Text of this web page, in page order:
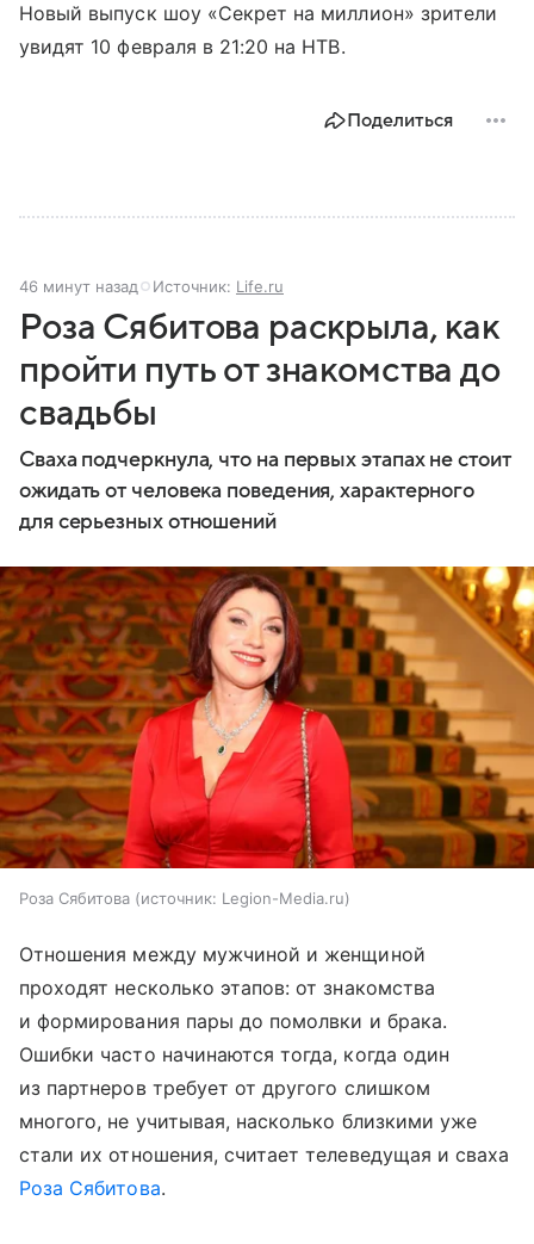
Новый выпуск шоу «Секрет на миллион» зрители
увидят 10 февраля в 21:20 на НТВ.
Поделиться
46 минут назад Источник: Life.ru
Роза Сябитова раскрыла, как
пройти путь от знакомства до
свадьбы
Сваха подчеркнула, что на первых этапах не стоит
ожидать от человека поведения, характерного
для серьезных отношений
Роза Сябитова источник: Legion-Media.ru
Отношения между мужчиной и женщиной
проходят несколько этапов: от знакомства
и формирования пары до помолвки и брака.
Ошибки часто начинаются тогда, когда один
из партнеров требует от другого слишком
многого, не учитывая, насколько близкими уже
стали их отношения, считает телеведущая и сваха
Роза Сябитова.